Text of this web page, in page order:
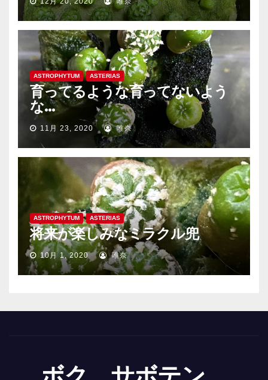
ASTROPHYTUM ASTERIAS
育ってるような育ってないよう
な…
11月 23, 2020 唯奈
ASTROPHYTUM ASTERIAS
将来が楽しみなミラクル兜
10月 1, 2020 唯奈